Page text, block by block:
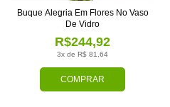
COMPRAR
3x de R$ 81,64
R$244,92
Buque Alegria Em Flores No Vaso
De Vidro